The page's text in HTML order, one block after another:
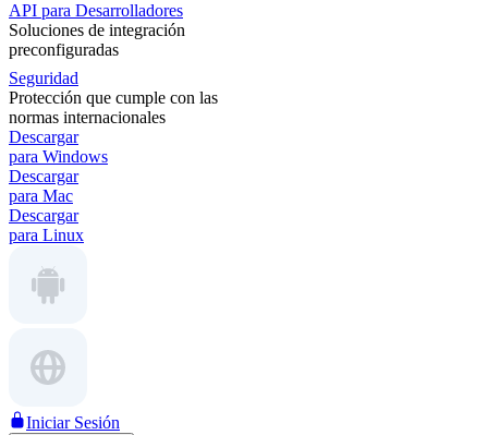
API para Desarrolladores
Soluciones de integración
preconfiguradas
Seguridad
Protección que cumple con las
normas internacionales
Descargar
para Windows
Descargar
para Mac
Descargar
para Linux
Iniciar Sesión